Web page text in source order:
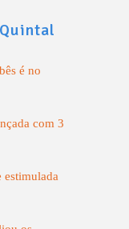
é no
com 3
estimulada